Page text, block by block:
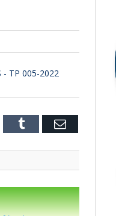
- TP 005-2022
Tumblr Email